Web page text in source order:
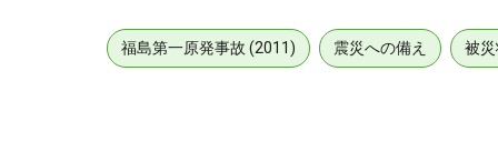
福島第一原発事故 (2011) 震災への備え 被災